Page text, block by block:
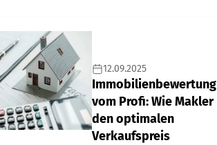
12.09.2025
Immobilienbewertung
vom Profi: Wie Makler
den optimalen
Verkaufspreis